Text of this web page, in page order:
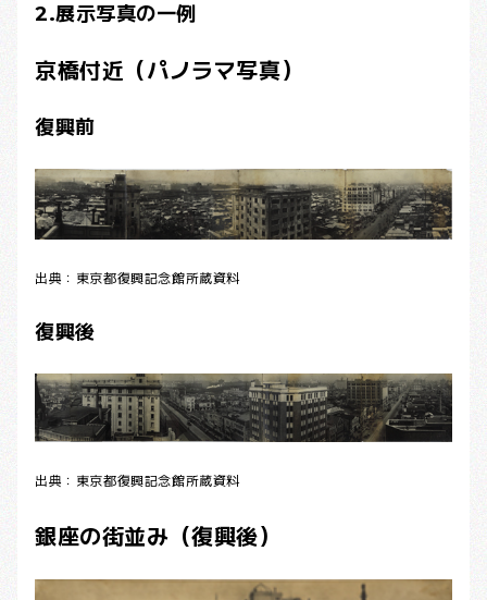
2.展示写真の一例
京橋付近（パノラマ写真）
復興前
出典：東京都復興記念館所蔵資料
復興後
出典：東京都復興記念館所蔵資料
銀座の街並み（復興後）